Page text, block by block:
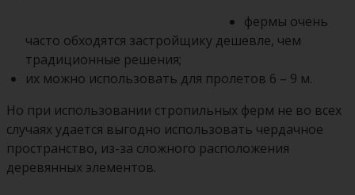
фермы очень
часто обходятся застройщику дешевле, чем
традиционные решения;
их можно использовать для пролетов 6 – 9 м.
Но при использовании стропильных ферм не во всех
случаях удается выгодно использовать чердачное
пространство, из-за сложного расположения
деревянных элементов.